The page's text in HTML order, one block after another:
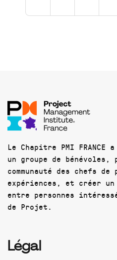
Le Chapitre PMI
un groupe de
communauté des chefs
expériences, et créer un
entre personnes
de Projet.
Légal